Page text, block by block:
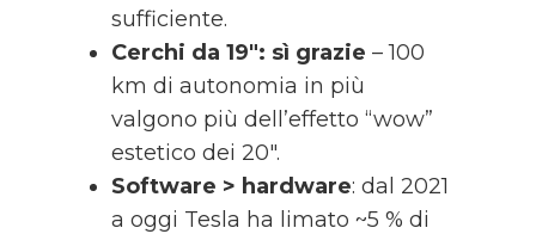
sufficiente.
Cerchi da 19″: sì grazie – 100
km di autonomia in più
valgono più dell’effetto “wow”
estetico dei 20″.
Software > hardware: dal 2021
a oggi Tesla ha limato ~5 % di